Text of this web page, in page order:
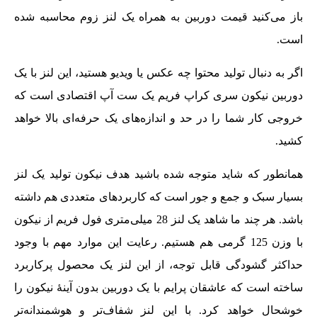
باز می‌کنید قیمت دوربین به همراه یک لنز زوم محاسبه شده
است.
اگر به دنبال تولید محتوا چه عکس یا ویدیو هستید، این لنز با یک
دوربین نیکون سری کراپ فریم یک ست آپ اقتصادی است که
خروجی کار شما را در حد و اندازه‌های یک حرفه‌ای بالا خواهد
کشید.
همانطور که شاید متوجه شده باشید هدف نیکون تولید یک لنز
بسیار سبک و جمع و جور است که کاربردهای متعددی هم داشته
باشد. هر چند ما شاهد یک لنز 28 میلی‌متری فول فریم از نیکون
با وزن 125 گرمی هم هستیم. رعایت این موارد مهم با وجود
حداکثر گشودگی قابل توجه، از این لنز یک محصول پرکاربرد
ساخته است که عاشقان پرایم با یک دوربین بدون آینۀ نیکون را
خوشحال خواهد کرد. با این لنز شفاف‌تر و هوشمندانه‌تر